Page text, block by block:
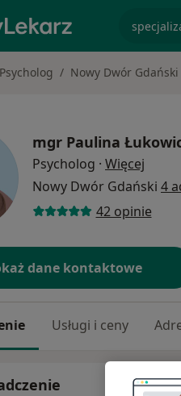
Psycholog Nowy Dwór Gdański
mgr Paulina
Psycholog · Więcej
Nowy Dwór Gdański 4
42 opinie
dane kontaktowe
Usługi i ceny